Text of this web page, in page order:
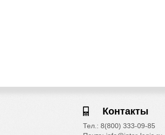
Контакты
Тел.: 8(800) 333-09-85